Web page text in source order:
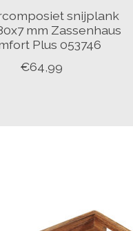
snijplank
mm Zassenhaus
Plus 053746
€64,99